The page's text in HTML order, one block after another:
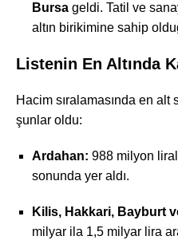
Bursa geldi. Tatil ve
altın birikimine sahip
Listenin En Altında
Hacim sıralamasında en
şunlar oldu:
Ardahan: 988 milyon
sonunda yer aldı.
Kilis, Hakkari, Bayburt
milyar ila 1,5 milyar lira